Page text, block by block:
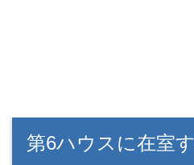
第6ハウスに在室